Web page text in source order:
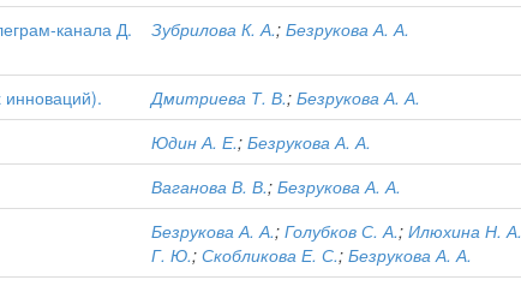
канала Д.
Зубрилова К. А.; Безрукова А. А.
инноваций). Дмитриева Т. В.; Безрукова А. А.
Юдин А. Е.; Безрукова А. А.
Ваганова В. В.; Безрукова А. А.
Безрукова А. А.; Голубков С. А.; Илюхина Н. А.
Г. Ю.; Скобликова Е. С.; Безрукова А. А.